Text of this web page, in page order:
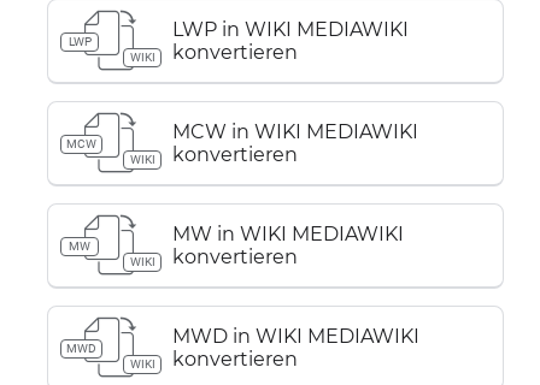
LWP
WIKI
LWP in WIKI MEDIAWIKI
konvertieren
MCW
WIKI
MCW in WIKI MEDIAWIKI
konvertieren
MW
WIKI
MW in WIKI MEDIAWIKI
konvertieren
MWD
WIKI
MWD in WIKI MEDIAWIKI
konvertieren